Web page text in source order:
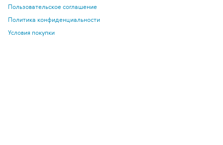
Пользовательское соглашение
Политика конфиденциальности
Условия покупки